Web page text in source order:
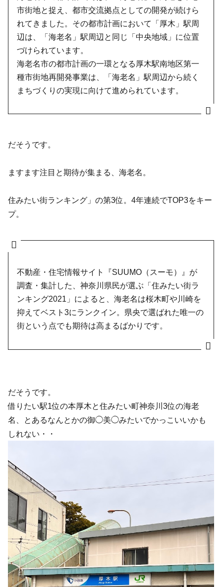
市街地と捉え、都市交流拠点としての開発が続けら
れてきました。その都市計画において「厚木」駅周
辺は、「海老名」駅周辺と同じ「中央地域」に位置
づけられています。
海老名市の都市計画の一環となる厚木駅南地区第一
種市街地再開発事業は、「海老名」駅周辺から続く
まちづくりの実現に向けて進められています。
だそうです。
ますます注目と期待が集まる、海老名。
住みたい街ランキング」の第3位。4年連続でTOP3をキー
プ。
不動産・住宅情報サイト『SUUMO（スーモ）』が
調査・集計した、神奈川県民が選ぶ「住みたい街ラ
ンキング2021」によると、海老名は桜木町や川崎を
抑えてベスト3にランクイン。県央で選ばれた唯一の
街という点でも期待は高まるばかりです。
だそうです。
借りたい駅1位の本厚木と住みたい町神奈川3位の海老
名、とあるなんとかの御◯美◯みたいでかっこいいかも
しれない・・